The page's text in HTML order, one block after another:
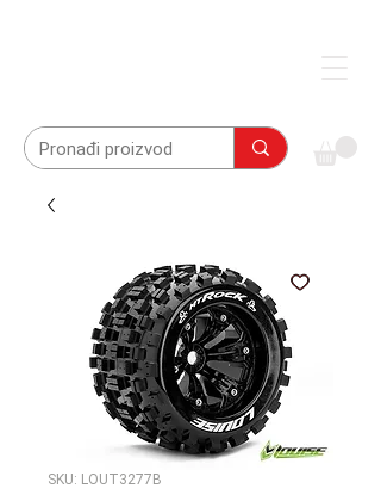
SKU: LOUT3277B